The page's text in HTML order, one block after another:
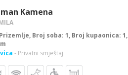
Kamena
Broj soba: 1, Broj kupaonica: 1,
- Privatni smještaj